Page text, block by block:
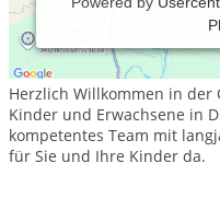
Interdisziplinäres Zentrum
Kinderosteopathie in
Herzlich Willkommen in der
Kinder und Erwachsene in
kompetentes Team mit
für Sie und Ihre Kinder da.